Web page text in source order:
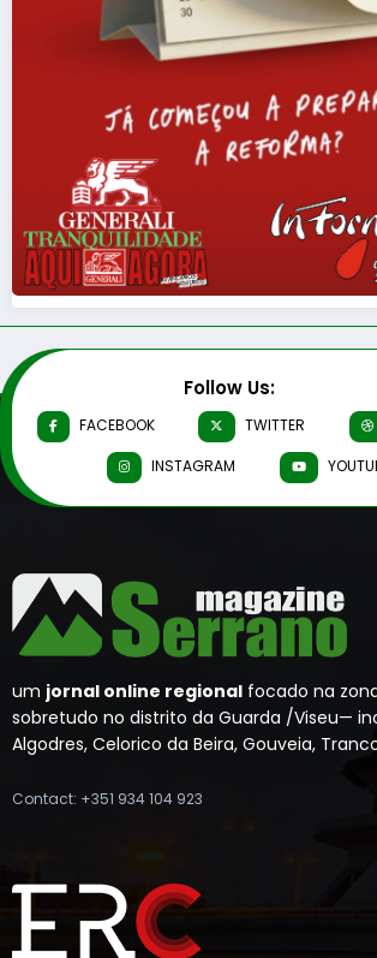
Follow Us:
FACEBOOK TWITTER
INSTAGRAM
um jornal online regional focado na
sobretudo no distrito da Guarda /Viseu—
Algodres, Celorico da Beira, Gouveia,
Contact: +351 934 104 923